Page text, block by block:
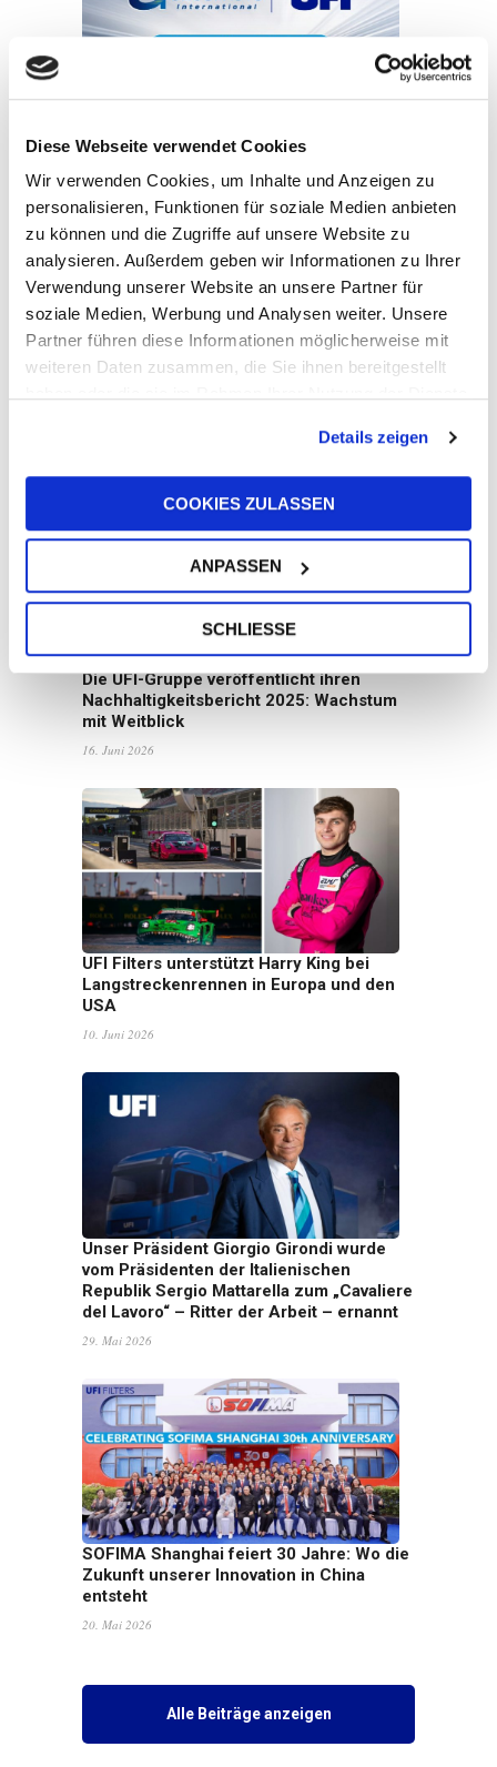
Diese Webseite verwendet Cookies
Wir verwenden Cookies, um Inhalte und Anzeigen zu
personalisieren, Funktionen für soziale Medien anbieten
zu können und die Zugriffe auf unsere Website zu
analysieren. Außerdem geben wir Informationen zu Ihrer
Verwendung unserer Website an unsere Partner für
soziale Medien, Werbung und Analysen weiter. Unsere
Partner führen diese Informationen möglicherweise mit
weiteren Daten zusammen, die Sie ihnen bereitgestellt
Details zeigen
COOKIES ZULASSEN
ANPASSEN
SCHLIESSE
International (GAI) gelistet
7. Juli 2026
UFI verlängert die Partnerschaft mit John
Truck Racing Championship 2026
Die UFI-Gruppe veröffentlicht ihren
Nachhaltigkeitsbericht 2025: Wachstum
mit Weitblick
16. Juni 2026
UFI Filters unterstützt Harry King bei
Langstreckenrennen in Europa und den
USA
10. Juni 2026
Unser Präsident Giorgio Girondi wurde
vom Präsidenten der Italienischen
Republik Sergio Mattarella zum „Cavaliere
del Lavoro“ – Ritter der Arbeit – ernannt
29. Mai 2026
SOFIMA Shanghai feiert 30 Jahre: Wo die
Zukunft unserer Innovation in China
entsteht
20. Mai 2026
Alle Beiträge anzeigen